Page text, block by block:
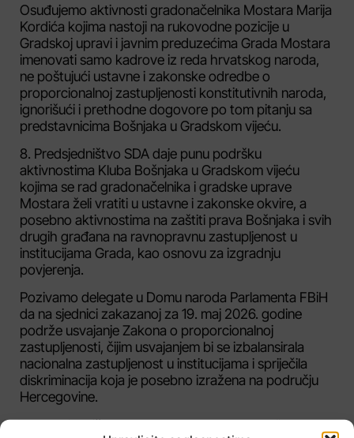
Osuđujemo aktivnosti gradonačelnika Mostara Marija
Kordića kojima nastoji na rukovodne pozicije u
Gradskoj upravi i javnim preduzećima Grada Mostara
imenovati samo kadrove iz reda hrvatskog naroda,
ne poštujući ustavne i zakonske odredbe o
proporcionalnoj zastupljenosti konstitutivnih naroda,
ignorišući i prethodne dogovore po tom pitanju sa
predstavnicima Bošnjaka u Gradskom vijeću.
8. Predsjedništvo SDA daje punu podršku
aktivnostima Kluba Bošnjaka u Gradskom vijeću
kojima se rad gradonačelnika i gradske uprave
Mostara želi vratiti u ustavne i zakonske okvire, a
posebno aktivnostima na zaštiti prava Bošnjaka i svih
drugih građana na ravnopravnu zastupljenost u
institucijama Grada, kao osnovu za izgradnju
povjerenja.
Pozivamo delegate u Domu naroda Parlamenta FBiH
da na sjednici zakazanoj za 19. maj 2026. godine
podrže usvajanje Zakona o proporcionalnoj
zastupljenosti, čijim usvajanjem bi se izbalansirala
nacionalna zastupljenost u institucijama i spriječila
diskriminacija koja je posebno izražena na području
Hercegovine.
9. Predsjedništvo Stranke demokratske akcije